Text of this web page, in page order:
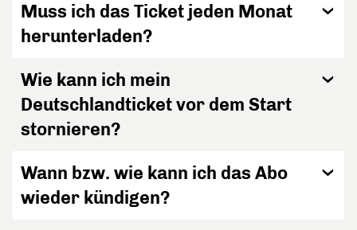
Muss ich das Ticket jeden Monat
herunterladen?
Wie kann ich mein
Deutschlandticket vor dem Start
stornieren?
Wann bzw. wie kann ich das Abo
wieder kündigen?